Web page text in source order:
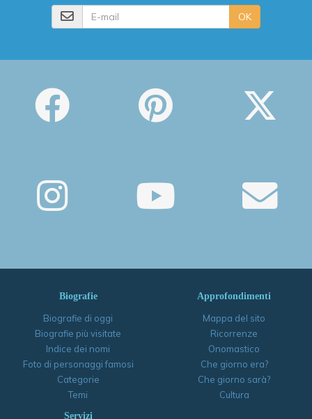
OK
Biografie
Biografie di oggi
Biografie più visitate
Indice dei nomi
Foto di personaggi famosi
Categorie
Temi
Approfondimenti
Mappa del sito
Ricorrenze
Onomastico
Che giorno era?
Che giorno sarà?
Cultura
Servizi